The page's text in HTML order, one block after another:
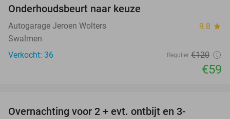
Onderhoudsbeurt naar keuze
Autogarage Jeroen Wolters 9.8 star
Swalmen
Verkocht: 36
Regulier €120
€59
Overnachting voor 2 + evt. ontbijt en 3-